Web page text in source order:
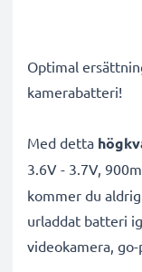
Optimal
kamerabatteri!
Med detta
3.6V - 3.7V,
kommer du
urladdat batteri
videokamera,